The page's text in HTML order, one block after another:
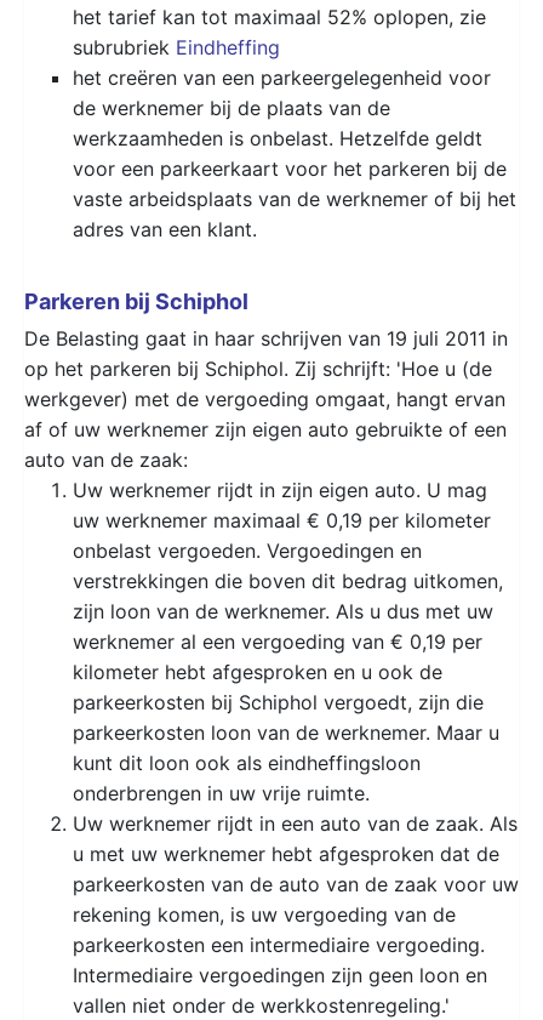
het tarief kan tot maximaal 52% oplopen, zie
subrubriek Eindheffing
het creëren van een parkeergelegenheid voor
de werknemer bij de plaats van de
werkzaamheden is onbelast. Hetzelfde geldt
voor een parkeerkaart voor het parkeren bij de
vaste arbeidsplaats van de werknemer of bij het
adres van een klant.
Parkeren bij Schiphol
De Belasting gaat in haar schrijven van 19 juli 2011 in
op het parkeren bij Schiphol. Zij schrijft: 'Hoe u (de
werkgever) met de vergoeding omgaat, hangt ervan
af of uw werknemer zijn eigen auto gebruikte of een
auto van de zaak:
Uw werknemer rijdt in zijn eigen auto. U mag
uw werknemer maximaal € 0,19 per kilometer
onbelast vergoeden. Vergoedingen en
verstrekkingen die boven dit bedrag uitkomen,
zijn loon van de werknemer. Als u dus met uw
werknemer al een vergoeding van € 0,19 per
kilometer hebt afgesproken en u ook de
parkeerkosten bij Schiphol vergoedt, zijn die
parkeerkosten loon van de werknemer. Maar u
kunt dit loon ook als eindheffingsloon
onderbrengen in uw vrije ruimte.
Uw werknemer rijdt in een auto van de zaak. Als
u met uw werknemer hebt afgesproken dat de
parkeerkosten van de auto van de zaak voor uw
rekening komen, is uw vergoeding van de
parkeerkosten een intermediaire vergoeding.
Intermediaire vergoedingen zijn geen loon en
vallen niet onder de werkkostenregeling.'